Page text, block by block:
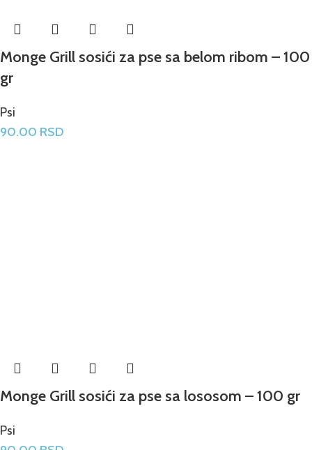
Monge Grill sosići za pse sa belom ribom – 100
gr
Psi
90.00 RSD
Monge Grill sosići za pse sa lososom – 100 gr
Psi